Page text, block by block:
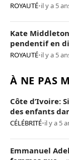
ROYAUTÉ•il y a 5
Kate
pendentif en
ROYAUTÉ•il y a 5
À NE PAS
Côte d’Ivoire:
des enfants
CÉLÉBRITÉ•il y a 5
Emmanuel